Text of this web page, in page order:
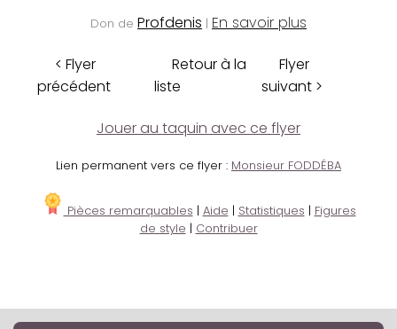
Don de Profdenis | En savoir plus
< Flyer
précédent
Retour à la
liste
Flyer
suivant >
Jouer au taquin avec ce flyer
Lien permanent vers ce flyer : Monsieur FODDÉBA
Pièces remarquables | Aide | Statistiques | Figures
de style | Contribuer